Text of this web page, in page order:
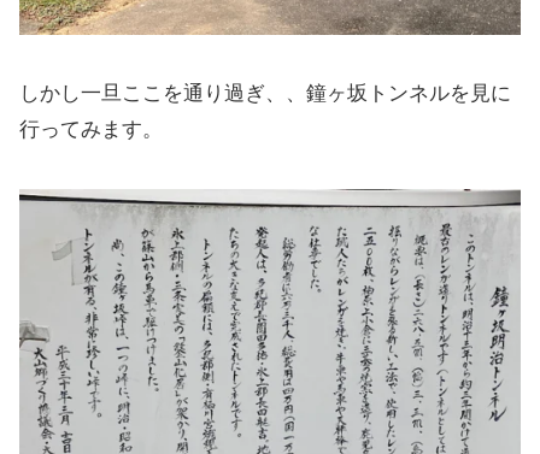
しかし一旦ここを通り過ぎ、、鐘ヶ坂トンネルを見に
行ってみます。